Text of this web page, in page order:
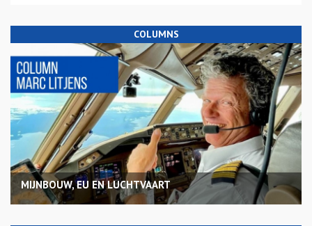
COLUMNS
MIJNBOUW, EU EN LUCHTVAART